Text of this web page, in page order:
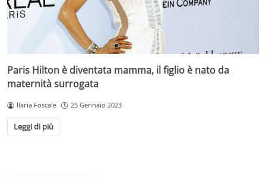
Paris Hilton è diventata mamma, il figlio è nato da
maternità surrogata
Ilaria Foscale 25 Gennaio 2023
Leggi di più